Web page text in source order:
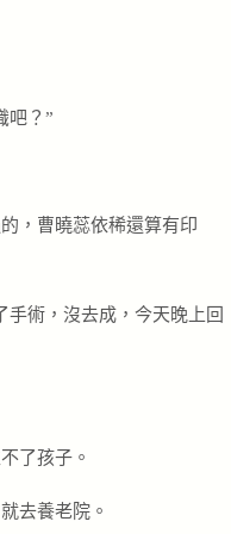
吧？”
，曹曉蕊依稀還算有印
術，沒去成，今天晚上回
了孩子。
去養老院。